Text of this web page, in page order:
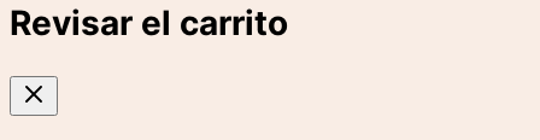
Revisar el carrito